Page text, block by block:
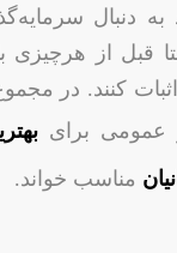
به دنبال
قبل از هرچیزی
کنند. در
عمومی برای
مناسب خواند.